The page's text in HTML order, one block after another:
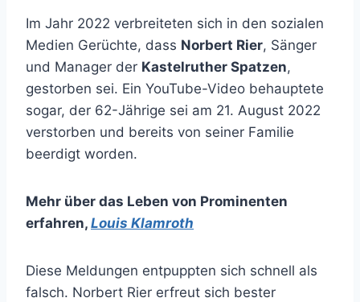
Im Jahr 2022 verbreiteten sich in den sozialen
Medien Gerüchte, dass Norbert Rier, Sänger
und Manager der Kastelruther Spatzen,
gestorben sei. Ein YouTube-Video behauptete
sogar, der 62-Jährige sei am 21. August 2022
verstorben und bereits von seiner Familie
beerdigt worden.
Mehr über das Leben von Prominenten
erfahren, Louis Klamroth
Diese Meldungen entpuppten sich schnell als
falsch. Norbert Rier erfreut sich bester